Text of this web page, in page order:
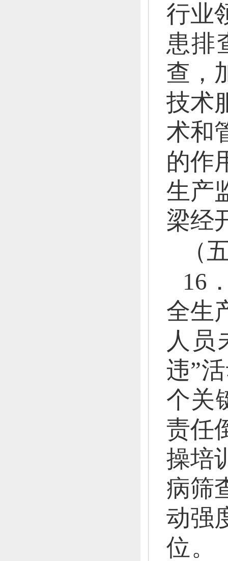
行业
患排
查，
技术
术和
的作
生产
梁经
（
16
全生
人员
违”
个关
责任
操培
病筛
动强
位。